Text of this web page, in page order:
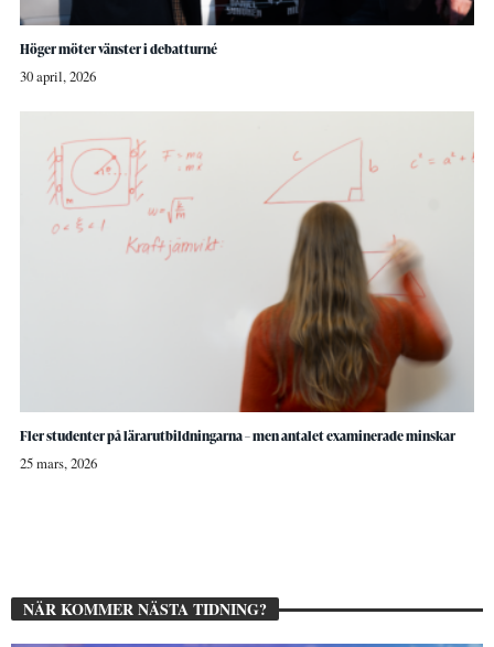
Höger möter vänster i debatturné
30 april, 2026
Fler studenter på lärarutbildningarna – men antalet examinerade minskar
25 mars, 2026
NÄR KOMMER NÄSTA TIDNING?